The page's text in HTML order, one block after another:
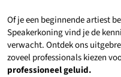
Of je een beginnende artiest
Speakerkoning vind je de
verwacht. Ontdek ons
zoveel professionals kiezen
professioneel geluid.